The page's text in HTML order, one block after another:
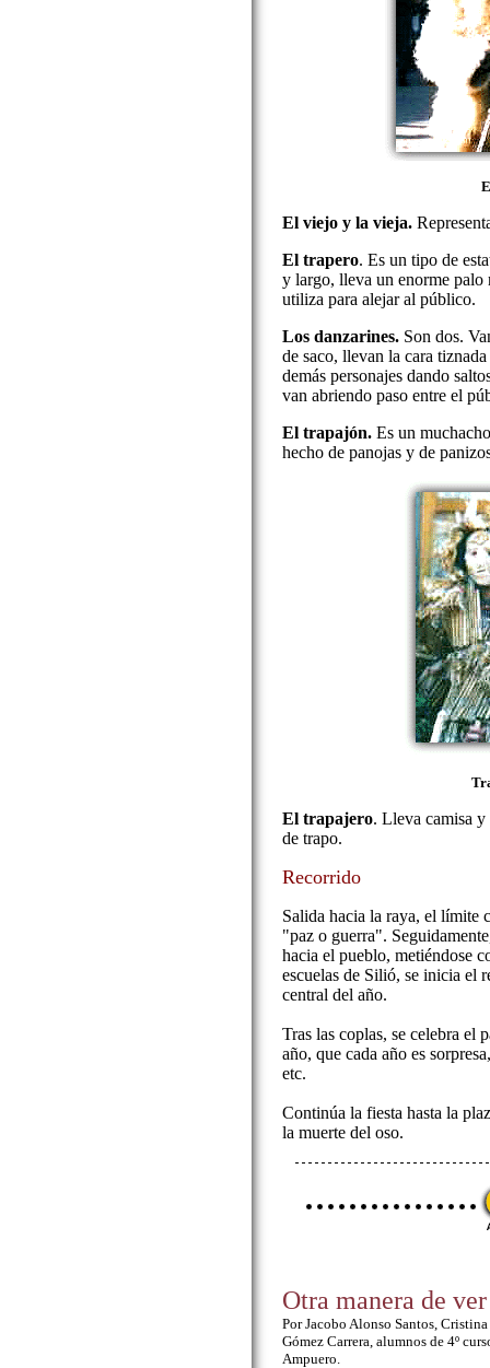
El viejo y la vieja.
El trapero. Es un tipo de
y largo, lleva un enorme palo
utiliza para alejar al público.
Los danzarines. Son dos.
de saco, llevan la cara
demás personajes dando
van abriendo paso entre el
El trapajón. Es un
hecho de panojas y de
El trapajero. Lleva camisa
de trapo.
Recorrido
Salida hacia la raya, el límite
"paz o guerra".
hacia el pueblo, metiéndose
escuelas de Silió, se inicia el
central del año.
Tras las coplas, se celebra el
año, que cada año es
etc.
Continúa la fiesta hasta la
la muerte del oso.
Otra manera de
Por Jacobo Alonso Santos,
Gómez Carrera, alumnos de 4º
Ampuero.